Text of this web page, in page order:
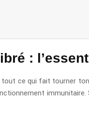
:
tout ce qui fait tourner